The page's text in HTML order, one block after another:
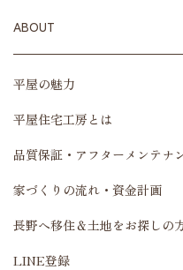
ABOUT
平屋の魅力
平屋住宅工房とは
品質保証・アフターメンテナ
家づくりの流れ・資金計画
長野へ移住＆土地をお探しの
LINE登録